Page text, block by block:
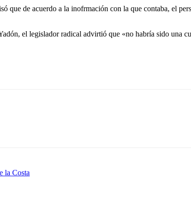
que de acuerdo a la inofrmación con la que contaba, el
el legislador radical advirtió que «no habría sido una
la Costa